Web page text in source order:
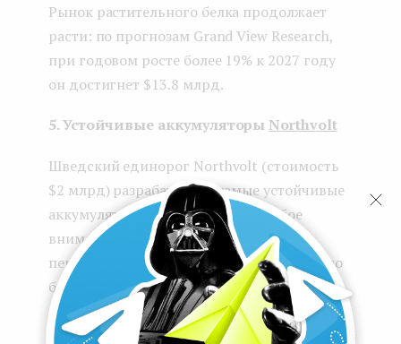
Рынок растительного белка продолжает
расти: по прогнозам Grand View Research,
при годовом росте более 19% к 2027 году
он достигнет $13.8 млрд.
5. Устойчивые аккумуляторы Northvolt
Шведский единорог Northvolt (стоимость
$2 млрд) разрабатывает самые устойчивые
аккумуляторы в мире, уделяя особое
внимание возможности вторичной
переработки. Компания создает не просто
батарейки и аккумуляторы, а комплексные
решения для питания различных систем: от
мотоциклов и горных машин до паромов.